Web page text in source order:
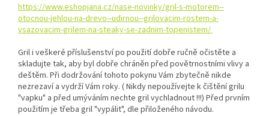
https://www.eshopjana.cz/nase-novinky/gril-s-motorem--
otocnou-jehlou-na-drevo--udirnou--grilovacim-rostem-a-
vsazovacim-grilem-na-steaky-se-zadnim-topenistem/
Gril i veškeré příslušenství po použití dobře ručně očistěte a
skladujte tak, aby byl dobře chráněn před povětrnostními vlivy a
deštěm. Při dodržování tohoto pokynu Vám zbytečně nikde
nezrezaví a vydrží Vám roky. ( Nikdy nepoužívejte k čištění grilu
"vapku" a před umýváním nechte gril vychladnout !!!) Před prvním
použitím je třeba gril "vypálit", dle přiloženého návodu.